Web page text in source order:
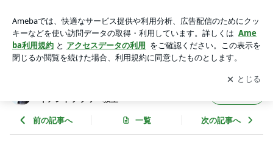
得」ハッピークリエィティブアカデミー | 通信講座と東京教室
ペーパーフラワー・ジャイアントフラワー教室
アプリをダウンロードして ブログの更新通知
を受け取りまし
ょう。
開く
イアントフラワー教室
前の記事へ 一覧 次の記事へ